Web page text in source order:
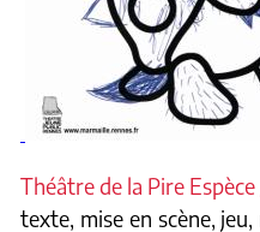
Théâtre de la Pire
texte, mise en scène,